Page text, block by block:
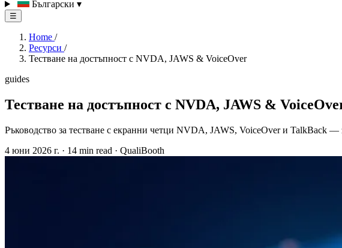
Български ▾
☰
Home /
Ресурси /
Тестване на достъпност с NVDA, JAWS & VoiceOver
guides
Тестване на достъпност с NVDA, JAWS &
Ръководство за тестване с екранни четци NVDA, JAWS, VoiceOver и TalkBack
4 юни 2026 г. · 14 min read · QualiBooth